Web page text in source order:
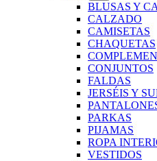
BLUSAS Y
CALZADO
CAMISETAS
CHAQUETAS
CONJUNTOS
FALDAS
JERSÉIS Y
PARKAS
PIJAMAS
ROPA
VESTIDOS